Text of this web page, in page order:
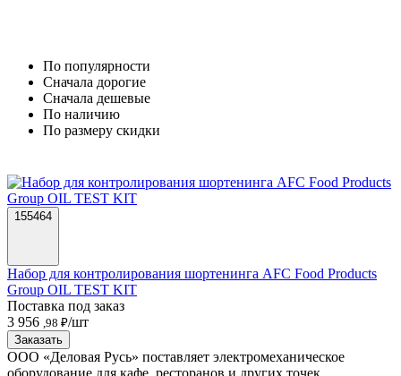
По популярности
Cначала дорогие
Cначала дешевые
По наличию
По размеру скидки
155464
Набор для контролирования шортенинга AFC Food Products
Group OIL TEST KIT
Поставка под заказ
3 956 ,98 ₽/шт
Заказать
ООО «Деловая Русь» поставляет электромеханическое
оборудование для кафе, ресторанов и других точек